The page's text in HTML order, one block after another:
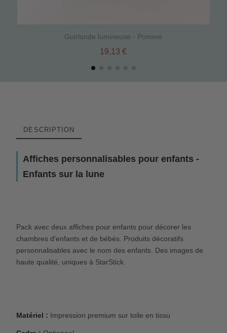
Guirlande lumineuse - Pomme
19,13 €
DESCRIPTION
Affiches personnalisables pour enfants -
Enfants sur la lune
Pack avec deux affiches pour enfants pour décorer les
chambres d’enfants et de bébés. Produits décoratifs
personnalisables avec le nom des enfants. Des images de
haute qualité, uniques à StarStick.
Matériel : Impression premium sur toile en tissu